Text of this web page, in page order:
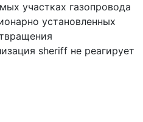
участках газопровода
установленных
sheriff не реагирует